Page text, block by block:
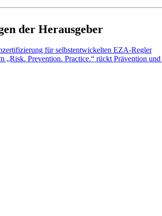
der Herausgeber
für selbstentwickelten EZA-Regler
„Risk. Prevention. Practice.“ rückt Prävention